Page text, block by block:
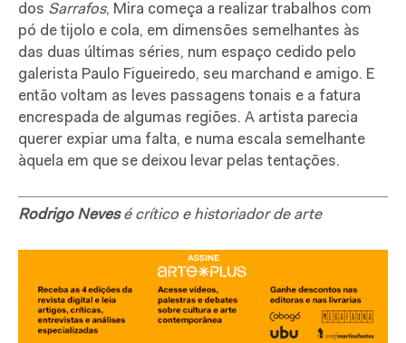
dos Sarrafos, Mira começa a realizar trabalhos com
pó de tijolo e cola, em dimensões semelhantes às
das duas últimas séries, num espaço cedido pelo
galerista Paulo Figueiredo, seu marchand e amigo. E
então voltam as leves passagens tonais e a fatura
encrespada de algumas regiões. A artista parecia
querer expiar uma falta, e numa escala semelhante
àquela em que se deixou levar pelas tentações.
Rodrigo Nevesé crítico e historiador de arte